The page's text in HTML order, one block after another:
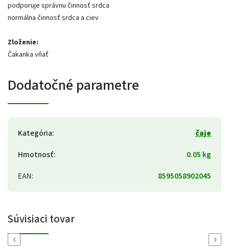
podporuje správnu činnosť srdca
normálna činnosť srdca a ciev
Zloženie:
Čakanka vňať
Dodatočné parametre
Kategória:
čaje
Hmotnosť:
0.05 kg
EAN: 8595058902045
Súvisiaci tovar
Previous Next